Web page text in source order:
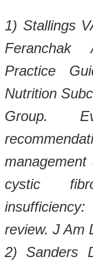
1) Stallings
Feranchak
Practice
Nutrition
Group.
cystic
review. J Am
2) Sanders